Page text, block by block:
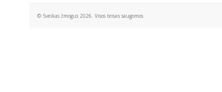
© Sveikas žmogus 2026. Visos teisės saugomos